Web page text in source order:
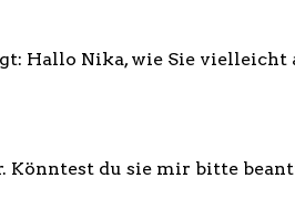
Hallo Nika, wie Sie vielleicht
Könntest du sie mir bitte